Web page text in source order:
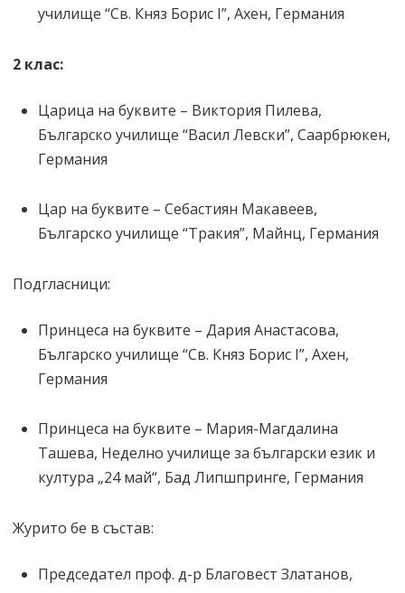
училище “Св. Княз Борис I”, Ахен, Германия
2 клас:
Царица на буквите – Виктория Пилева,
Българско училище “Васил Левски”, Саарбрюкен,
Германия
Цар на буквите – Себастиян Макавеев,
Българско училище “Тракия”, Майнц, Германия
Подгласници:
Принцеса на буквите – Дария Анастасова,
Българско училище “Св. Княз Борис I”, Ахен,
Германия
Принцеса на буквите – Мария-Магдалина
Ташева, Неделно училище за български език и
култура „24 май“, Бад Липшпринге, Германия
Журито бе в състав:
Председател проф. д-р Благовест Златанов,